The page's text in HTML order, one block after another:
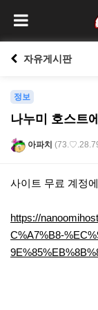
자유게시판
정보
나누미 호스트
아파치
본문
사이트 무료 계정
https://
C%A7%B8-